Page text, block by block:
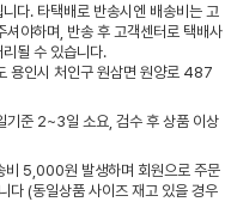
다. 타택배로 반송시엔 배송비는 고
야하며, 반송 후 고객센터로 택배사
될 수 있습니다.
용인시 처인구 원삼면 원양로 487
기준 2~3일 소요, 검수 후 상품 이상
비 5,000원 발생하며 회원으로 주문
다 (동일상품 사이즈 재고 있을 경우